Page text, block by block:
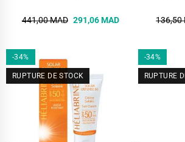
441,00 MAD 291,06 MAD 136,50
-34%
RUPTURE DE STOCK
-34%
RUPTURE